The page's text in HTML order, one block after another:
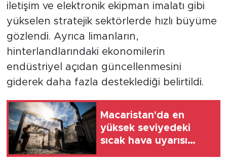
iletişim ve elektronik ekipman imalatı gibi
yükselen stratejik sektörlerde hızlı büyüme
gözlendi. Ayrıca limanların,
hinterlandlarındaki ekonomilerin
endüstriyel açıdan güncellenmesini
giderek daha fazla desteklediği belirtildi.
Macaristan'da en
yüksek seviyedeki
sıcak hava uyarısı